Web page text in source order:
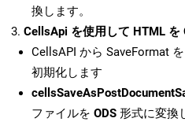
換します。
CellsApi を使用して HTML を
CellsAPI から SaveFormat
初期化します
ファイルを ODS 形式に変換